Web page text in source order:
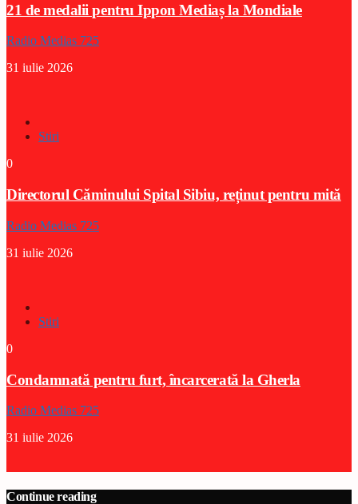
21 de medalii pentru Ippon Mediaș la Mondiale
Radio Medias 725
31 iulie 2026
Stiri
0
Directorul Căminului Spital Sibiu, reținut pentru mită
Radio Medias 725
31 iulie 2026
Stiri
0
Condamnată pentru furt, încarcerată la Gherla
Radio Medias 725
31 iulie 2026
Continue reading